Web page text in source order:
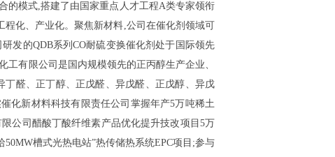
的模式,搭建了由国家重点人才工程A类专家领衔
化、产业化。聚焦新材料,公司在催化剂领域可
发的QDB系列CO耐硫变换催化剂处于国际领先
有限公司是国内规模领先的正丙醇生产企业、
醛、正丁醇、正戊醛、异戊醛、正戊醇、异戊
化新材料科技有限责任公司掌握年产5万吨稀土
公司醋酸丁酸纤维素产品优化提升技改项目5万
槽式光热电站”热传储热系统EPC项目;参与